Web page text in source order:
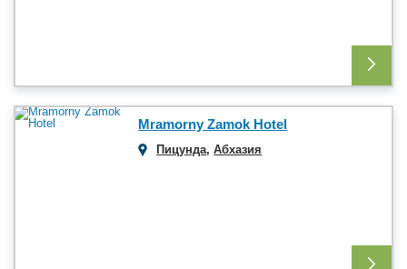
Mramorny Zamok Hotel
Пицунда,Абхазия